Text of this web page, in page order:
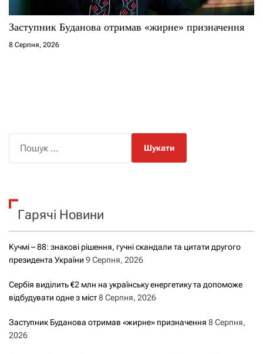
Заступник Буданова отримав «жирне» призначення
8 Серпня, 2026
к
Гарячі Новини
Кучмі – 88: знакові рішення, гучні скандали та цитати другого
президента України 9 Серпня, 2026
Сербія виділить €2 млн на українську енергетику та допоможе
відбудувати одне з міст8 Серпня, 2026
Заступник Буданова отримав «жирне» призначення 8 Серпня,
2026